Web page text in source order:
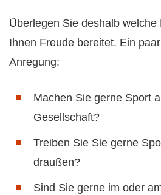
Überlegen Sie deshalb
Ihnen Freude bereitet. Ein
Anregung:
Machen Sie gerne Sport
Gesellschaft?
Treiben Sie Sie gerne
draußen?
Sind Sie gerne im oder